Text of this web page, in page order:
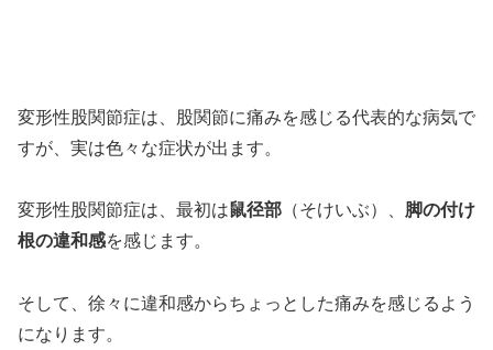
変形性股関節症は、股関節に痛みを感じる代表的な病気で
すが、実は色々な症状が出ます。
変形性股関節症は、最初は鼠径部 （そけいぶ）、 脚の付け
根の違和感を感じます。
そして、徐々に違和感からちょっとした痛みを感じるよう
になります。